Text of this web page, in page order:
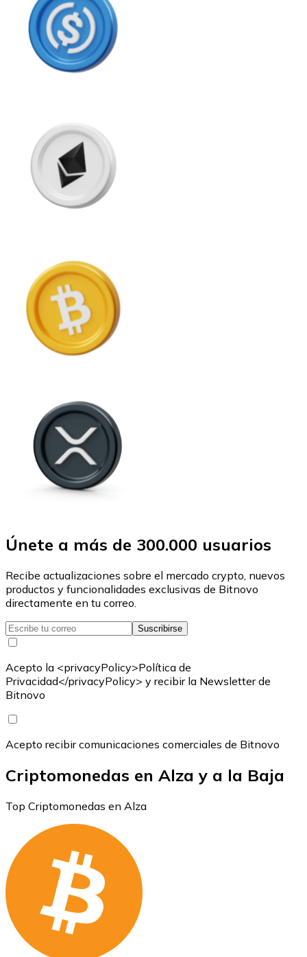
Únete a más de 300.000 usuarios
Recibe actualizaciones sobre el mercado crypto, nuevos
productos y funcionalidades exclusivas de Bitnovo
directamente en tu correo.
Suscribirse
Acepto la <privacyPolicy>Política de
Privacidad</privacyPolicy> y recibir la Newsletter de
Bitnovo
Acepto recibir comunicaciones comerciales de Bitnovo
Criptomonedas en Alza y a la Baja
Top Criptomonedas en Alza